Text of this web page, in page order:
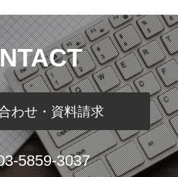
わせ・資料請求
5859-3037